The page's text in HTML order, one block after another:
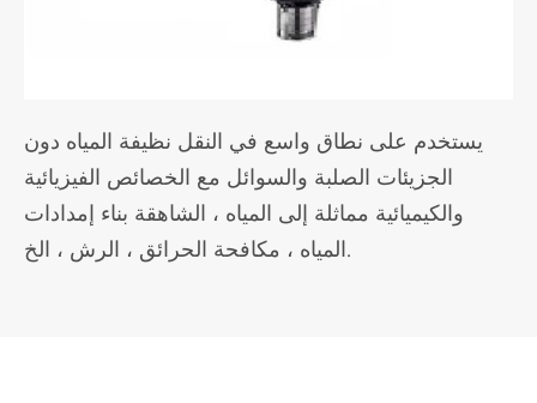
يستخدم على نطاق واسع في النقل نظيفة المياه دون
الجزيئات الصلبة والسوائل مع الخصائص الفيزيائية
والكيميائية مماثلة إلى المياه ، الشاهقة بناء إمدادات
المياه ، مكافحة الحرائق ، الرش ، الخ.